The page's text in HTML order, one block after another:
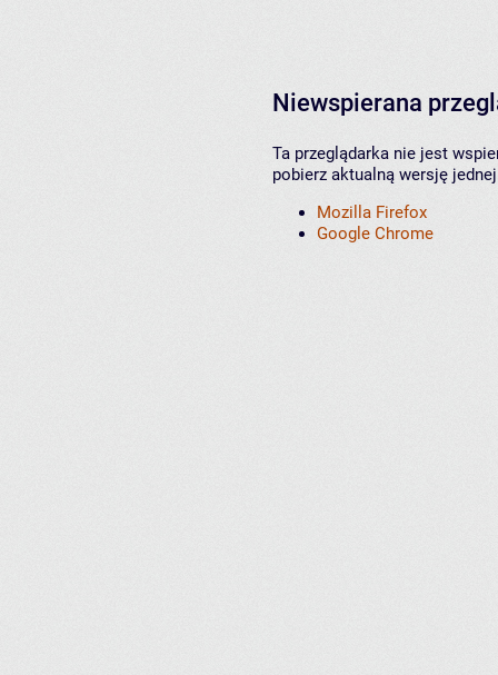
Niewspierana
Ta przeglądarka nie jest
pobierz aktualną wersję
Mozilla Firefox
Google Chrome